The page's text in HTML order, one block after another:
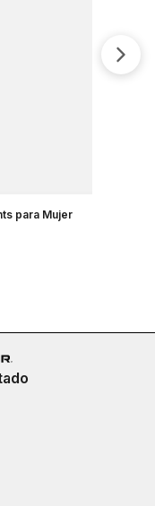
para Mujer